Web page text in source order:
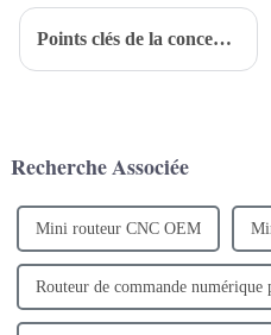
Points clés de la conception de l'apparence des appareils électroménagers
Recherche Associée
Mini routeur CNC OEM
Routeur de commande